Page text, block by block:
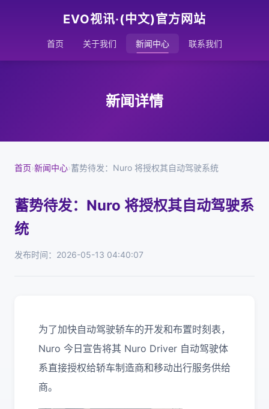
EVO视讯·(中文)官方网站
首页 关于我们 新闻中心 联系我们
新闻详情
首页›新闻中心›蓄势待发：Nuro 将授权其自动驾驶系统
蓄势待发：Nuro 将授权其自动驾驶系
统
发布时间：2026-05-13 04:40:07
为了加快自动驾驶轿车的开发和布置时刻表，
Nuro 今日宣告将其 Nuro Driver 自动驾驶体
系直接授权给轿车制造商和移动出行服务供给
商。